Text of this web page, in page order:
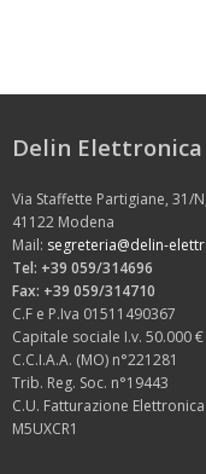
Delin Elettronica
Via Staffette Partigiane, 31/N,
41122 Modena
Mail: segreteria@delin-
Tel: +39 059/314696
Fax: +39 059/314710
C.F e P.Iva 01511490367
Capitale sociale I.v. 50.000 €
C.C.I.A.A. (MO) n°221281
Trib. Reg. Soc. n°19443
C.U. Fatturazione Elettronica
M5UXCR1